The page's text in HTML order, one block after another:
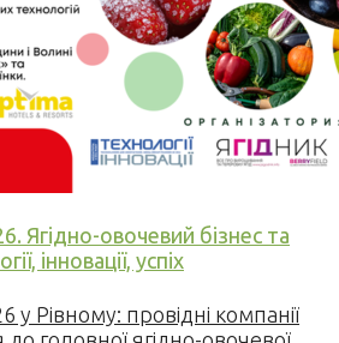
Ягідно-овочевий бізнес та
інновації, успіх
Рівному: провідні компанії